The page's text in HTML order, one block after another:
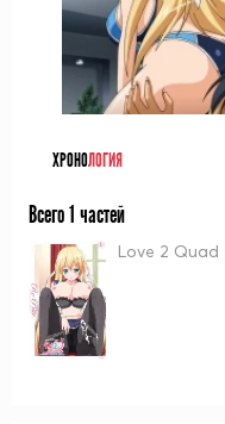
ХРОНОЛОГИЯ
Всего 1 частей
Love 2 Quad